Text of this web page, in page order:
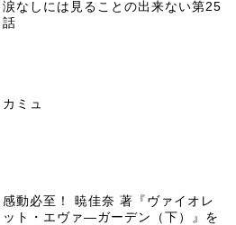
涙なしには見ることの出来ない第25
話
カミュ
感動必至！ 暁佳奈 著『ヴァイオレ
ット・エヴァ―ガーデン（下）』を